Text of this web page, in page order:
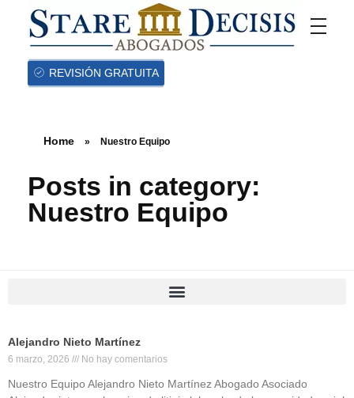
REVISIÓN GRATUITA
Home » Nuestro Equipo
Posts in category:
Nuestro Equipo
Alejandro Nieto Martínez
6 marzo, 2026 No hay comentarios
Nuestro Equipo Alejandro Nieto Martínez Abogado Asociado